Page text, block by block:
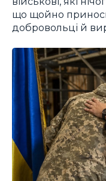
що щойно
добровольці й